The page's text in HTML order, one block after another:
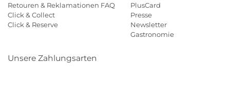
Retouren & Reklamationen FAQ
Click & Collect
Click & Reserve
PlusCard
Presse
Newsletter
Gastronomie
Unsere Zahlungsarten